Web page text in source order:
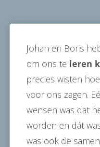
Johan en Boris
om ons te leren
precies wisten
voor ons zagen.
wensen was dat
worden en dát
was ook de